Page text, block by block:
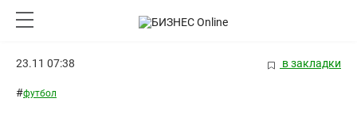
23.11 07:38 в закладки
#футбол